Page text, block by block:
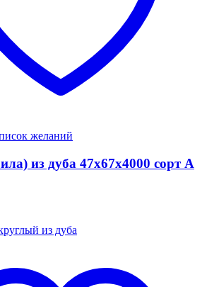
желаний
из дуба 47x67x4000 сорт А